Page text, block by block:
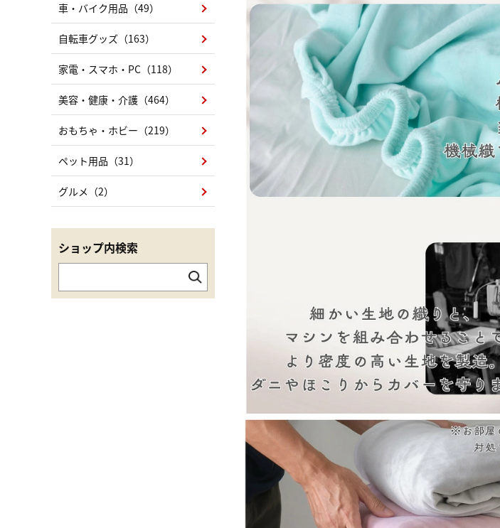
車・バイク用品（49）
自転車グッズ（163）
家電・スマホ・PC（118）
美容・健康・介護（464）
おもちゃ・ホビー（219）
ペット用品（31）
グルメ（2）
ショップ内検索